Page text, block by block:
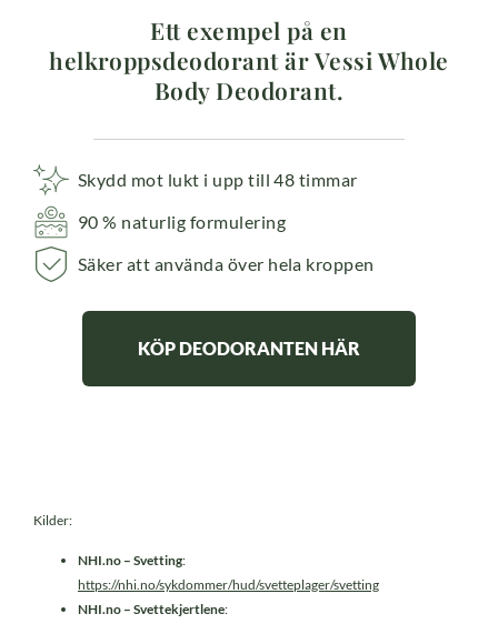
Ett exempel på en
helkroppsdeodorant är Vessi Whole
Body Deodorant.
Skydd mot lukt i upp till 48 timmar
90 % naturlig formulering
Säker att använda över hela kroppen
KÖP DEODORANTEN HÄR
Kilder:
NHI.no – Svetting:
https://nhi.no/sykdommer/hud/svetteplager/svetting
NHI.no – Svettekjertlene: